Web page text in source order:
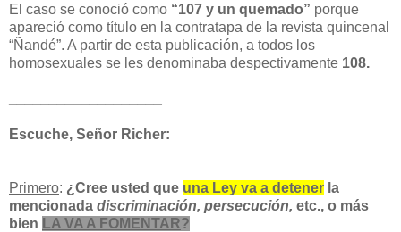
El caso se conoció como “107 y un quemado” porque
apareció como título en la contratapa de la revista quincenal
“Ñandé”. A partir de esta publicación, a todos los
homosexuales se les denominaba despectivamente 108.
Escuche, Señor Richer:
Primero: ¿Cree usted que una Ley va a detener la
mencionada discriminación, persecución, etc., o más
bien LA VA A FOMENTAR?